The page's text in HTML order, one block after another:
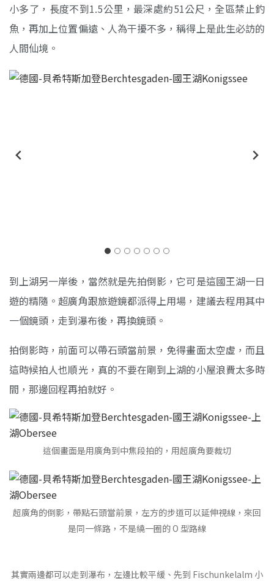
小多了，長度不到1.5公里，最深處約51公尺，全區禁止釣
魚，再加上位置偏遠、人為干擾不多，稱得上是此生必訪的
人間仙境。
到上湖另一岸後，當然就是先拍倒影，它可是這國王湖一日
遊的精隨。超廣角跟旅遊鏡都派得上用場，建議去程用其中
一個鏡頭，走到瀑布後，再換鏡頭。
拍倒影時，前面可以帶石頭當前景，免得畫面太空虛，而且
這時候拍人也順光，真的不要在剛到上湖的小屋浪費太多時
間，那邊回程再拍就好。
這個畫面是用廣角到中焦段拍的，用超廣角要裁切
超廣角的倒影，帶點石頭當前景，左方的步道可以延伸視線，來回
是同一條路，不是繞一圈的 O 型路線
其實兩邊都可以走到瀑布，左邊比較平緩、先到 Fischunkelalm 小